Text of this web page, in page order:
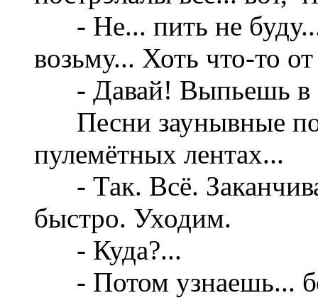
- Не... пить не
возьму... Хоть что-то от
- Давай! Выпьешь в
Песни заунывные
пулемётных лентах...
- Так. Всё.
быстро. Уходим.
- Куда?...
- Потом узнаешь...